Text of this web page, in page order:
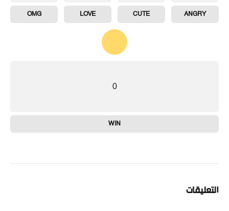
ANGRY
CUTE
LOVE
OMG
0
WIN
التعليقات